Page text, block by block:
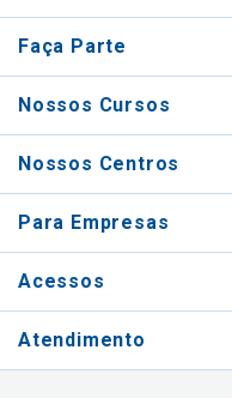
Faça Parte
Nossos Cursos
Nossos Centros
Para Empresas
Acessos
Atendimento